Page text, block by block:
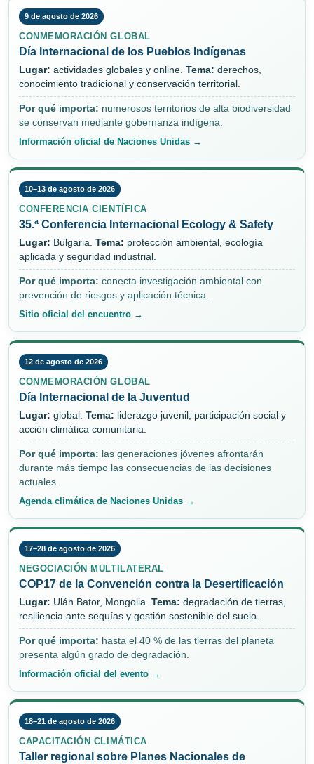
9 de agosto de 2026
CONMEMORACIÓN GLOBAL
Día Internacional de los Pueblos Indígenas
Lugar: actividades globales y online. Tema: derechos,
conocimiento tradicional y conservación territorial.
Por qué importa: numerosos territorios de alta biodiversidad
se conservan mediante gobernanza indígena.
Información oficial de Naciones Unidas →
10–13 de agosto de 2026
CONFERENCIA CIENTÍFICA
35.ª Conferencia Internacional Ecology & Safety
Lugar: Bulgaria. Tema: protección ambiental, ecología
aplicada y seguridad industrial.
Por qué importa: conecta investigación ambiental con
prevención de riesgos y aplicación técnica.
Sitio oficial del encuentro →
12 de agosto de 2026
CONMEMORACIÓN GLOBAL
Día Internacional de la Juventud
Lugar: global. Tema: liderazgo juvenil, participación social y
acción climática comunitaria.
Por qué importa: las generaciones jóvenes afrontarán
durante más tiempo las consecuencias de las decisiones
actuales.
Agenda climática de Naciones Unidas →
17–28 de agosto de 2026
NEGOCIACIÓN MULTILATERAL
COP17 de la Convención contra la Desertificación
Lugar: Ulán Bator, Mongolia. Tema: degradación de tierras,
resiliencia ante sequías y gestión sostenible del suelo.
Por qué importa: hasta el 40 % de las tierras del planeta
presenta algún grado de degradación.
Información oficial del evento →
18–21 de agosto de 2026
CAPACITACIÓN CLIMÁTICA
Taller regional sobre Planes Nacionales de